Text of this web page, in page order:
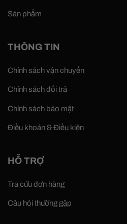
Sản phẩm
THÔNG TIN
Chính sách vận chuyển
Chính sách đổi trả
Chính sách bảo mật
Điều khoản & Điều kiện
HỖ TRỢ
Tra cứu đơn hàng
Câu hỏi thường gặp